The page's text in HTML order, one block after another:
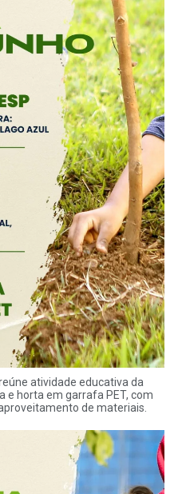
atividade educativa da
e horta em garrafa PET, com
de materiais.